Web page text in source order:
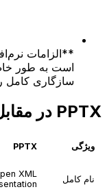
**الزامات
سازگاری کامل
PPTX در مقابل PNG — مقایسه فرمت
ویژگی PPTX
نام کامل
XML